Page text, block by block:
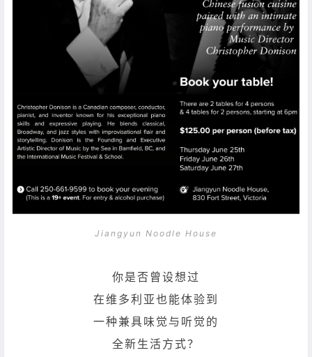
Jiangyun Noodle House
你是否曾设想过
在维多利亚也能体验到
一种兼具味觉与听觉的
全新生活方式？